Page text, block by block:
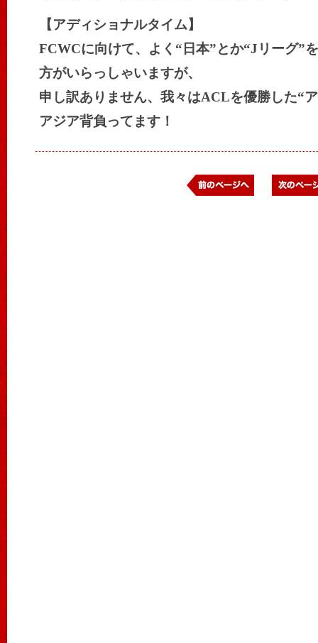
【アディショナルタイム】
FCWCに向けて、よく“日本”とか“Jリーグ”
方がいらっしゃいますが、
申し訳ありません、我々はACLを優勝した“
アジア背負ってます！